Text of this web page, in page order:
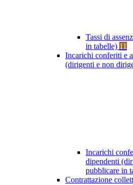
Tassi di
in tabelle) 11
Incarichi conferiti e
(dirigenti e non
Incarichi
dipendenti
pubblicare in
Contrattazione